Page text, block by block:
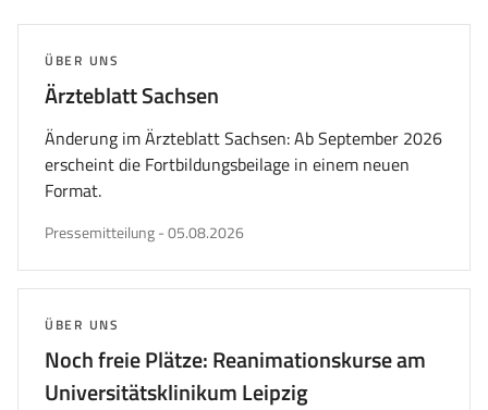
Seite
Seite
Ärzteblatt Sachsen
THEMA:
ÜBER UNS
Änderung im Ärzteblatt Sachsen: Ab September 2026
erscheint die Fortbildungsbeilage in einem neuen
Format.
Pressemitteilungveröffentlicht
-05.08.2026
Noch freie Plätze: Reanimationskurse am
Universitätsklinikum Leipzig
THEMA:
ÜBER UNS